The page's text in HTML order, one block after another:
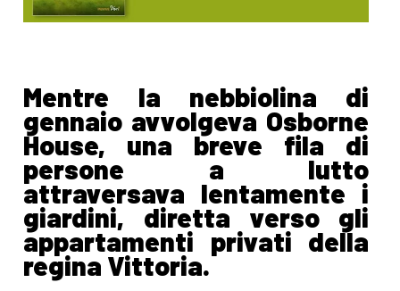
Mentre la nebbiolina di
gennaio avvolgeva Osborne
House, una breve fila di
persone a lutto
attraversava lentamente i
giardini, diretta verso gli
appartamenti privati della
regina Vittoria.